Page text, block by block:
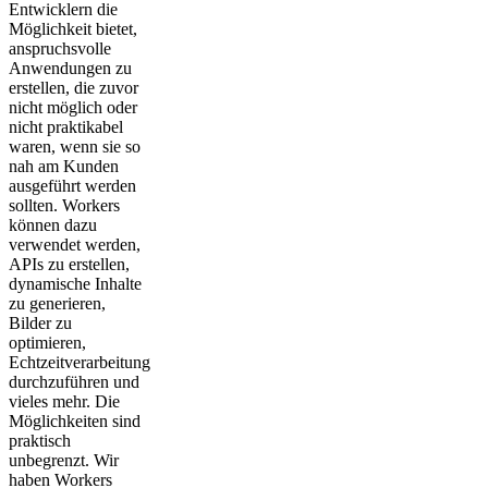
Entwicklern die
Möglichkeit bietet,
anspruchsvolle
Anwendungen zu
erstellen, die zuvor
nicht möglich oder
nicht praktikabel
waren, wenn sie so
nah am Kunden
ausgeführt werden
sollten. Workers
können dazu
verwendet werden,
APIs zu erstellen,
dynamische Inhalte
zu generieren,
Bilder zu
optimieren,
Echtzeitverarbeitung
durchzuführen und
vieles mehr. Die
Möglichkeiten sind
praktisch
unbegrenzt. Wir
haben Workers